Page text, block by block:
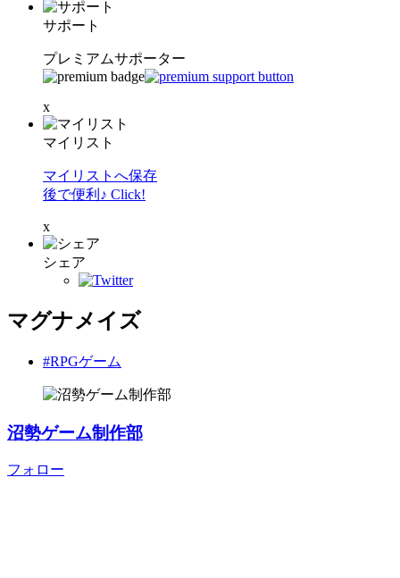
サポート
プレミアムサポーター
x
マイリスト
マイリストへ保存
後で便利♪ Click!
x
シェア
マグナメイズ
#RPGゲーム
沼勢ゲーム制作部
フォロー